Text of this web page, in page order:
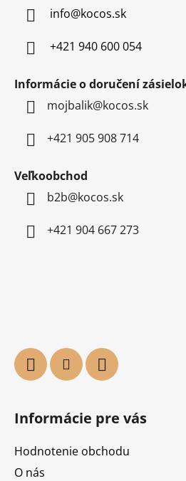
ý
p
info@kocos.sk
+421 940 600 054
Informácie o doručení
mojbalik@kocos.sk
+421 905 908 714
Veľkoobchod
b2b@kocos.sk
+421 904 667 273
Informácie pre vás
Hodnotenie obchodu
O nás